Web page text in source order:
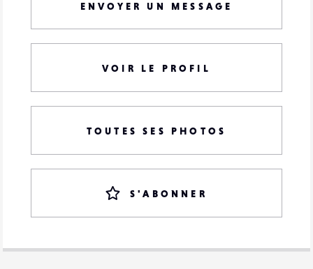
ENVOYER UN MESSAGE
VOIR LE PROFIL
TOUTES SES PHOTOS
S'ABONNER